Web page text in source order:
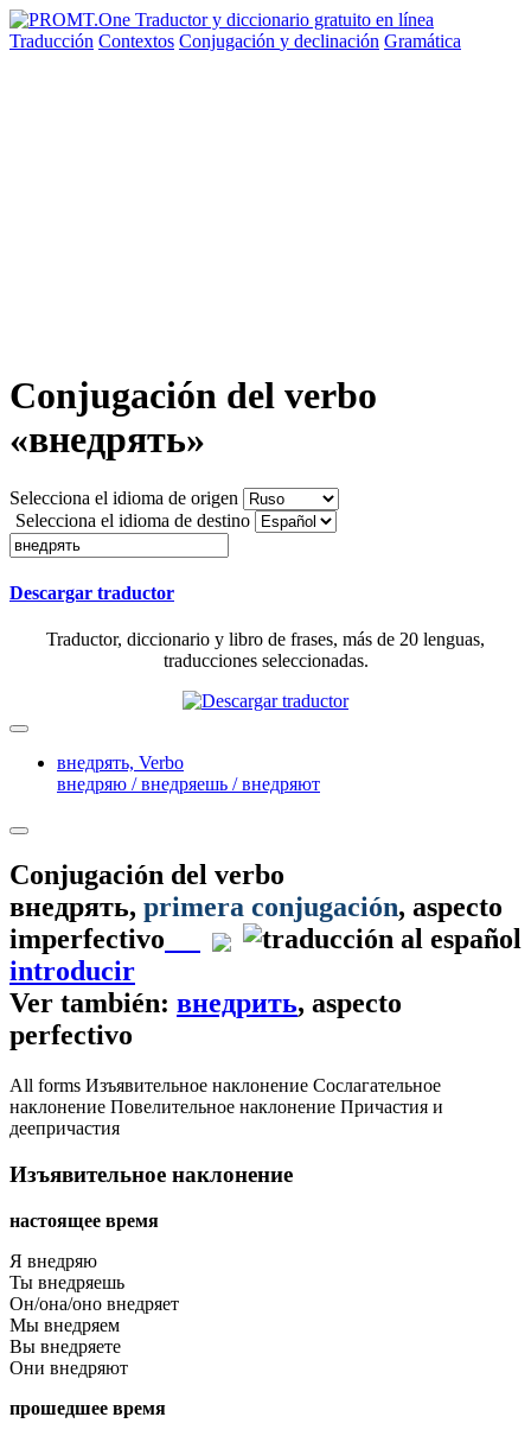
Traducción Contextos Conjugación y declinación Gramática
Conjugación del verbo
«внедрять»
Selecciona el idioma de origen
Selecciona el idioma de destino
Descargar traductor
Traductor, diccionario y libro de frases, más de 20 lenguas,
traducciones seleccionadas.
внедрять, Verbo
внедряю / внедряешь / внедряют
Conjugación del verbo
внедрять, primera conjugación, aspecto
imperfectivo
introducir
Ver también: внедрить, aspecto
perfectivo
All forms Изъявительное наклонение Сослагательное
наклонение Повелительное наклонение Причастия и
деепричастия
Изъявительное наклонение
настоящее время
Я внедряю
Ты внедряешь
Он/она/оно внедряет
Мы внедряем
Вы внедряете
Они внедряют
прошедшее время